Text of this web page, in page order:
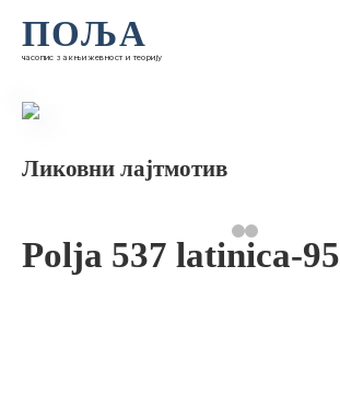
ПОЉА
часопис за књижевност и теорију
Ликовни лајтмотив
Polja 537 latinica-